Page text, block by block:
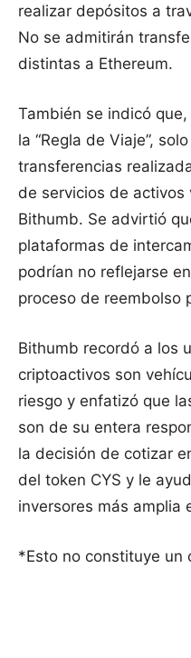
realizar depósitos a
No se admitirán
distintas a Ethereum.
También se indicó
la “Regla de Viaje”,
transferencias
de servicios de
Bithumb. Se advirtió
plataformas de
podrían no reflejarse
proceso de reembolso
Bithumb recordó a los
criptoactivos son
riesgo y enfatizó que
son de su entera
la decisión de cotizar
del token CYS y le
inversores más amplia
*Esto no constituye un